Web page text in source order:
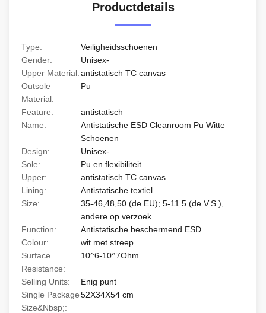
Productdetails
Type:
Veiligheidsschoenen
Gender:
Unisex-
Upper Material:antistatisch TC canvas
Outsole
Material:
Pu
Feature:
antistatisch
Name:
Antistatische ESD Cleanroom Pu Witte
Schoenen
Design:
Unisex-
Sole:
Pu en flexibiliteit
Upper:
antistatisch TC canvas
Lining:
Antistatische textiel
Size:
35-46,48,50 (de EU); 5-11.5 (de V.S.),
andere op verzoek
Function:
Antistatische beschermend ESD
Colour:
wit met streep
Surface
Resistance:
10^6-10^7Ohm
Selling Units:
Enig punt
Single Package
Size&Nbsp;:
52X34X54 cm